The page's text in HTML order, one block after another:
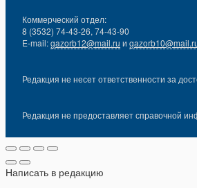
Коммерческий отдел:
8 (3532) 74-43-26, 74-43-90
E-mail:gazorb12@mail.ru и
Редакция не несет ответственности за
Редакция не предоставляет справочной
Написать в редакцию